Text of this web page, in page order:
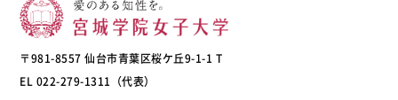
〒981-8557 仙台市青葉区桜ケ丘9-1-1 T
EL 022-279-1311（代表）